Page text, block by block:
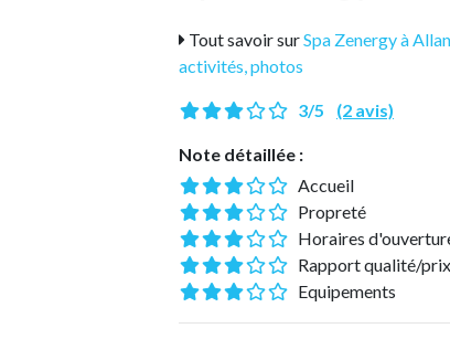
Tout savoir surSpa Zenergy à
activités, photos
3/5 (2 avis)
Note détaillée :
Accueil
Propreté
Horaires
Rapport qualité/prix
Equipements